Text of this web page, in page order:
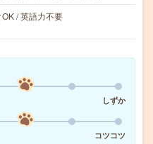
/ 英語力不要
しずか
コツコツ